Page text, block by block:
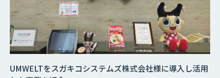
UMWELTをスガキコシステムズ株式会社様に導入し活用